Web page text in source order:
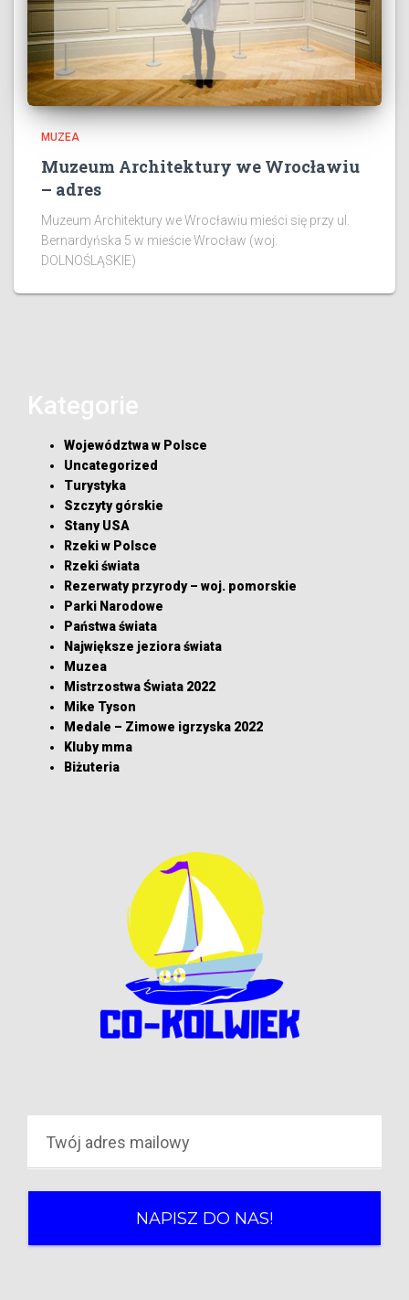
MUZEA
Muzeum Architektury we Wrocławiu
– adres
Muzeum Architektury we Wrocławiu mieści się przy ul.
Bernardyńska 5 w mieście Wrocław (woj.
DOLNOŚLĄSKIE)
Kategorie
Województwa w Polsce
Uncategorized
Turystyka
Szczyty górskie
Stany USA
Rzeki w Polsce
Rzeki świata
Rezerwaty przyrody – woj. pomorskie
Parki Narodowe
Państwa świata
Największe jeziora świata
Muzea
Mistrzostwa Świata 2022
Mike Tyson
Medale – Zimowe igrzyska 2022
Kluby mma
Biżuteria
NAPISZ DO NAS!